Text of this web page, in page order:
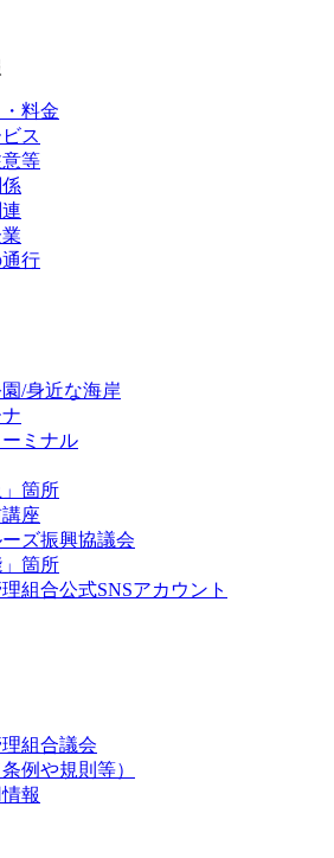
料金
ス
等
行
/身近な海岸
ミナル
」箇所
座
ズ振興協議会
」箇所
組合公式SNSアカウント
組合議会
例や規則等）
報